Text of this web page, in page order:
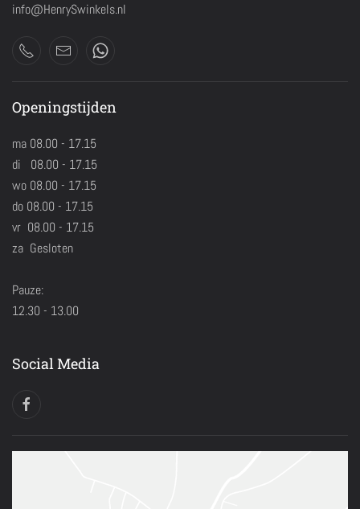
info@HenrySwinkels.nl
Openingstijden
ma 08.00 - 17.15
di 08.00 - 17.15
wo 08.00 - 17.15
do 08.00 - 17.15
vr 08.00 - 17.15
za Gesloten
Pauze:
12.30 - 13.00
Social Media